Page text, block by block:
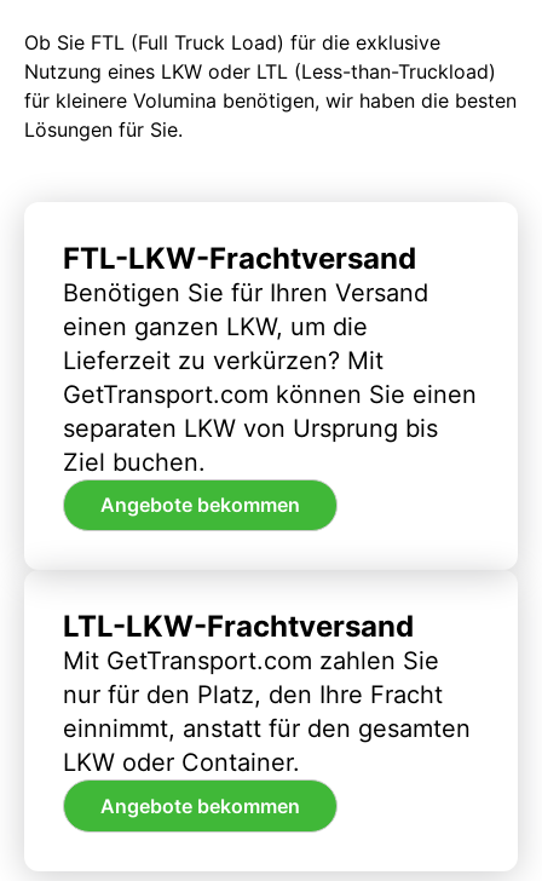
Ob Sie FTL (Full Truck Load) für die exklusive
Nutzung eines LKW oder LTL (Less-than-Truckload)
für kleinere Volumina benötigen, wir haben die besten
Lösungen für Sie.
FTL-LKW-Frachtversand
Benötigen Sie für Ihren Versand
einen ganzen LKW, um die
Lieferzeit zu verkürzen? Mit
GetTransport.com können Sie einen
separaten LKW von Ursprung bis
Ziel buchen.
Angebote bekommen
LTL-LKW-Frachtversand
Mit GetTransport.com zahlen Sie
nur für den Platz, den Ihre Fracht
einnimmt, anstatt für den gesamten
LKW oder Container.
Angebote bekommen